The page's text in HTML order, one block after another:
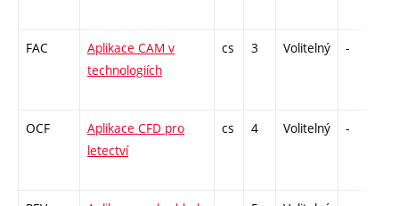
FAC
Aplikace CAM v
technologiích
cs 3 Volitelný -
OCF
Aplikace CFD pro
letectví
cs 4 Volitelný -